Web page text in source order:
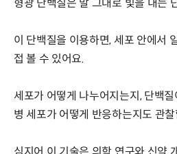
이 단백질을 이용하면, 세포 안에서
접 볼 수 있어요.
세포가 어떻게 나누어지는지, 단백
병 세포가 어떻게 반응하는지도 관